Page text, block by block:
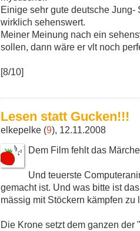
Einige sehr gute deutsche
wirklich sehenswert.
Meiner Meinung nach ein
sollen, dann wäre er vlt noch
[8/10]
Lesen statt Gucken!!!
elkepelke (9), 12.11.2008
Dem Film fehlt das
Und teuerste
gemacht ist. Und was bitte ist
mässig mit Stöckern kämpfen zu
Die Krone setzt dem ganzen